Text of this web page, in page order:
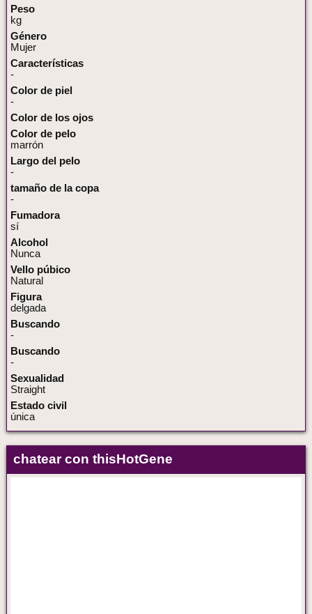
Peso
kg
Género
Mujer
Características
-
Color de piel
-
Color de los ojos
Color de pelo
marrón
Largo del pelo
-
tamaño de la copa
-
Fumadora
sí
Alcohol
Nunca
Vello púbico
Natural
Figura
delgada
Buscando
-
Buscando
-
Sexualidad
Straight
Estado civil
única
chatear con thisHotGene